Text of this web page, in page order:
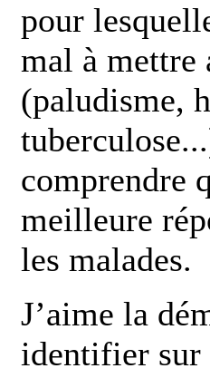
pour
mal à mettre
(paludisme,
comprendre
meilleure
les malades.
J’aime la
identifier sur